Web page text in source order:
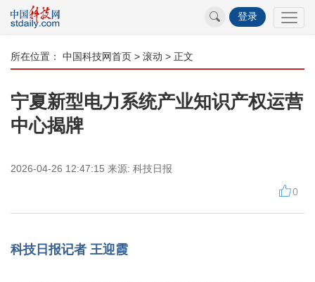
登录
所在位置： 中国科技网首页 > 滚动 > 正文
宁夏新型电力系统产业知识产权运营
中心揭牌
2026-04-26 12:47:15 来源: 科技日报
0
科技日报记者 王迎霞